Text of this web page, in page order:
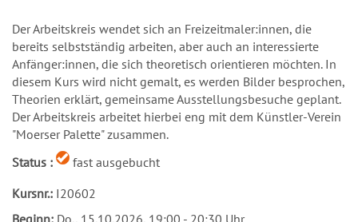
Der Arbeitskreis wendet sich an Freizeitmaler:innen, die
bereits selbstständig arbeiten, aber auch an interessierte
Anfänger:innen, die sich theoretisch orientieren möchten. In
diesem Kurs wird nicht gemalt, es werden Bilder besprochen,
Theorien erklärt, gemeinsame Ausstellungsbesuche geplant.
Der Arbeitskreis arbeitet hierbei eng mit dem Künstler-Verein
"Moerser Palette" zusammen.
Status :
fast ausgebucht
Kursnr.: I20602
Beginn: Do., 15.10.2026, 19:00 - 20:30 Uhr